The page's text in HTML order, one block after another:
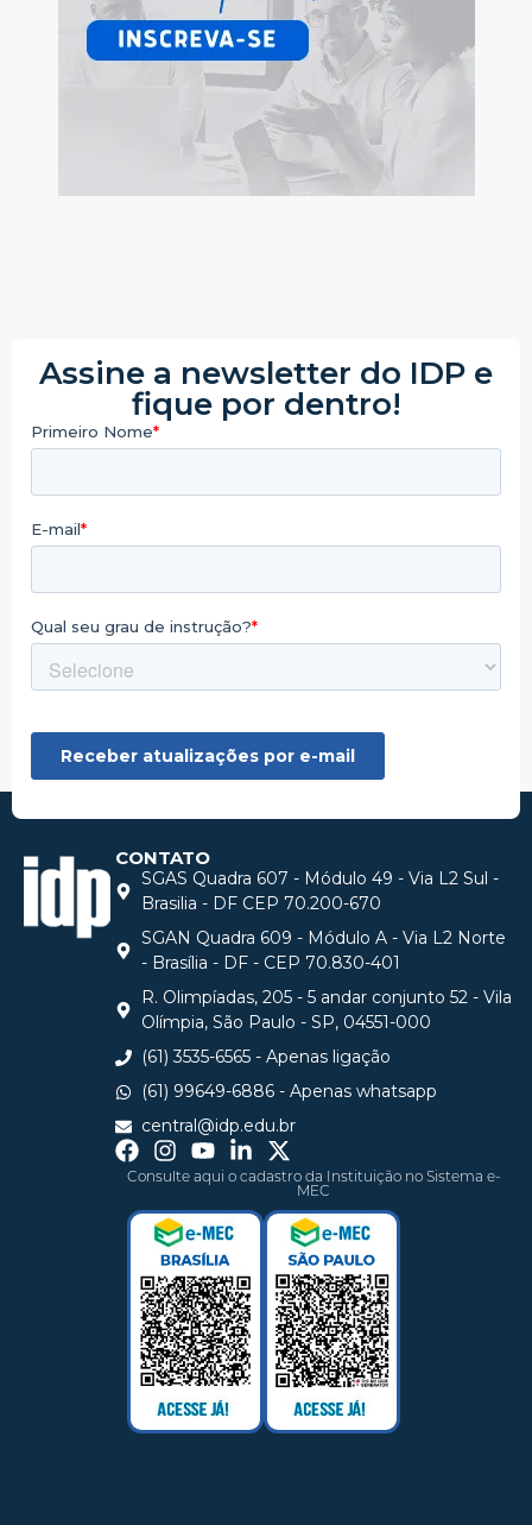
Assine a newsletter do IDP e
fique por dentro!
CONTATO
SGAS Quadra 607 - Módulo 49 - Via L2 Sul -
Brasilia - DF CEP 70.200-670
SGAN Quadra 609 - Módulo A - Via L2 Norte
- Brasília - DF - CEP 70.830-401
R. Olimpíadas, 205 - 5 andar conjunto 52 - Vila
Olímpia, São Paulo - SP, 04551-000
(61) 3535-6565 - Apenas ligação
(61) 99649-6886 - Apenas whatsapp
central@idp.edu.br
Consulte aqui o cadastro da Instituição no Sistema e-
MEC